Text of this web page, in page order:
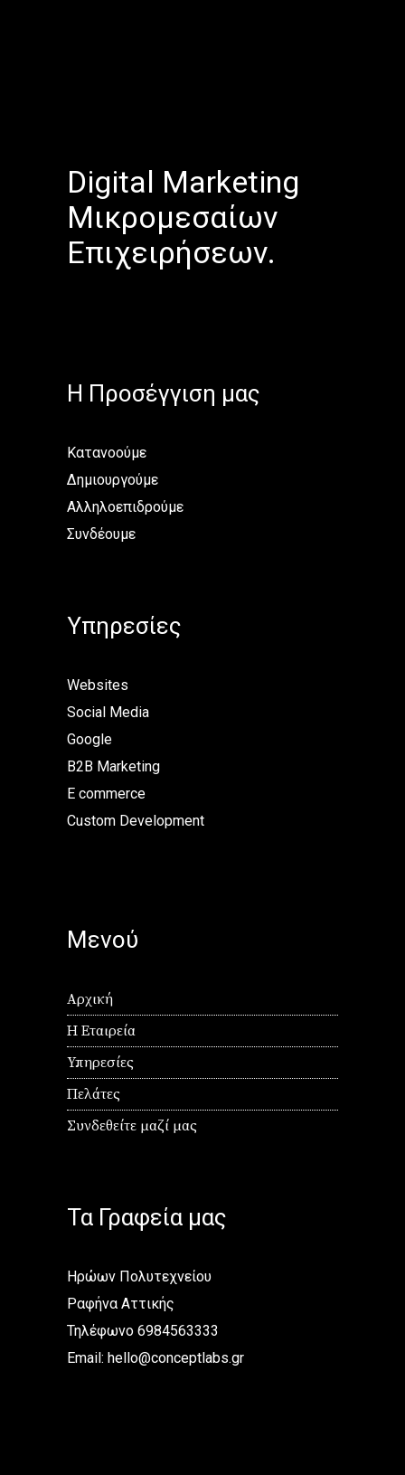
Digital Marketing
Μικρομεσαίων
Επιχειρήσεων.
H Προσέγγιση μας
Κατανοούμε
Δημιουργούμε
Αλληλοεπιδρούμε
Συνδέουμε
Υπηρεσίες
Websites
Social Media
Google
B2B Marketing
E commerce
Custom Development
Μενού
Αρχική
Η Εταιρεία
Υπηρεσίες
Πελάτες
Συνδεθείτε μαζί μας
Τα Γραφεία μας
Ηρώων Πολυτεχνείου
Ραφήνα Αττικής
Τηλέφωνο 6984563333
Email: hello@conceptlabs.gr